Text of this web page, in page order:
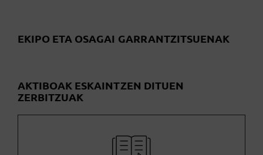
EKIPO ETA OSAGAI GARRANTZITSUENAK
AKTIBOAK ESKAINTZEN DITUEN
ZERBITZUAK